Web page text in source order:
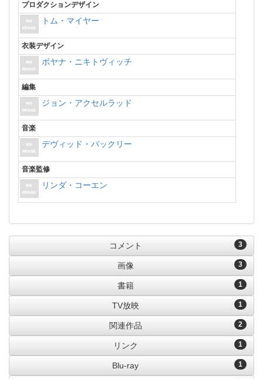
プロダクションデザイン
トム・マイヤー
衣装デザイン
ボヤナ・ニキトヴィッチ
編集
ジョン・アクセルラッド
音楽
デヴィッド・バックリー
音楽監修
リンダ・コーエン
3
コメント
3
画像
1
書籍
1
TV放映
2
関連作品
1
リンク
1
Blu-ray